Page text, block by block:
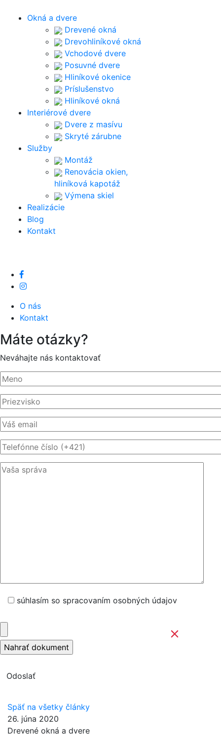
Okná a dvere
Drevené okná
Drevohliníkové okná
Vchodové dvere
Posuvné dvere
Hliníkové okenice
Príslušenstvo
Hliníkové okná
Interiérové dvere
Dvere z masívu
Skryté zárubne
Služby
Montáž
Renovácia okien,
hliníková kapotáž
Výmena skiel
Realizácie
Blog
Kontakt
O nás
Kontakt
Máte otázky?
Neváhajte nás kontaktovať
súhlasím so spracovaním osobných údajov
Späť na všetky články
26. júna 2020
Drevené okná a dvere